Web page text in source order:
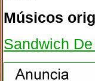
Músicos
Sandwich